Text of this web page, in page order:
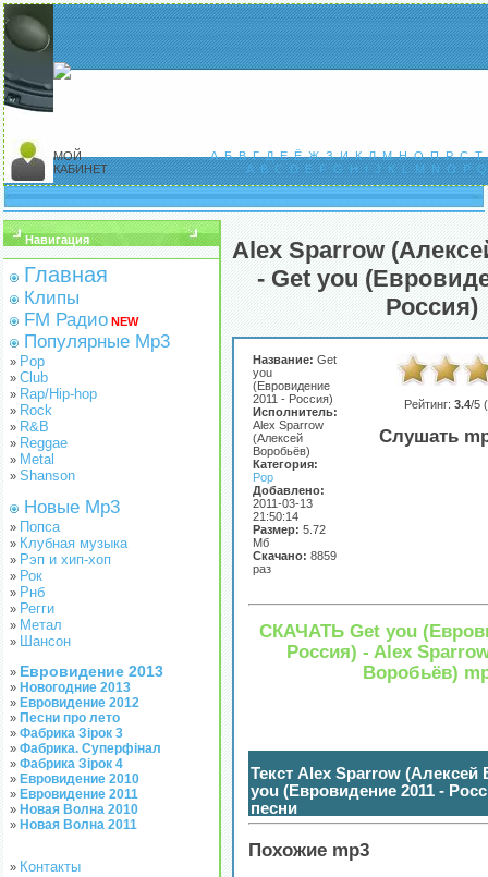
МОЙ
КАБИНЕТ
А Б В Г Д Е Ё Ж З И К Л М Н О П Р С Т
A B C D E F G H I J K L M N O P Q
Навигация
Главная
Клипы
FM Радио NEW
Популярные Mp3
» Pop
» Club
» Rap/Hip-hop
» Rock
» R&B
» Reggae
» Metal
» Shanson
Новые Mp3
» Попса
» Клубная музыка
» Рэп и хип-хоп
» Рок
» Рнб
» Регги
» Метал
» Шансон
» Евровидение 2013
» Новогодние 2013
» Евровидение 2012
» Песни про лето
» Фабрика Зірок 3
» Фабрика. Суперфінал
» Фабрика Зірок 4
» Евровидение 2010
» Евровидение 2011
» Новая Волна 2010
» Новая Волна 2011
» Контакты
Alex Sparrow
- Get you
Россия)
Название: Get
you
(Евровидение
2011 - Россия)
Исполнитель:
Alex Sparrow
(Алексей
Воробьёв)
Категория:
Pop
Добавлено:
2011-03-13
21:50:14
Размер: 5.72
Мб
Скачано: 8859
раз
Рейтинг: 3.4/5 (
Слушать
СКАЧАТЬ Get you
Россия) - Alex
Воробьёв)
Текст Alex Sparrow (Алексей
you (Евровидение 2011 -
песни
Похожие mp3